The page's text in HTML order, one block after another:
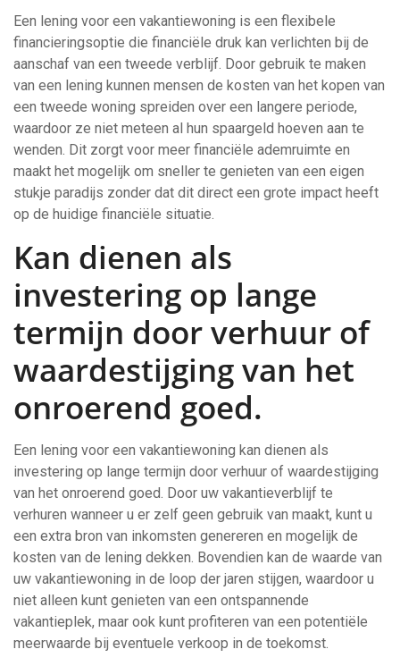
Een lening voor een vakantiewoning is een flexibele
financieringsoptie die financiële druk kan verlichten bij de
aanschaf van een tweede verblijf. Door gebruik te maken
van een lening kunnen mensen de kosten van het kopen van
een tweede woning spreiden over een langere periode,
waardoor ze niet meteen al hun spaargeld hoeven aan te
wenden. Dit zorgt voor meer financiële ademruimte en
maakt het mogelijk om sneller te genieten van een eigen
stukje paradijs zonder dat dit direct een grote impact heeft
op de huidige financiële situatie.
Kan dienen als
investering op lange
termijn door verhuur of
waardestijging van het
onroerend goed.
Een lening voor een vakantiewoning kan dienen als
investering op lange termijn door verhuur of waardestijging
van het onroerend goed. Door uw vakantieverblijf te
verhuren wanneer u er zelf geen gebruik van maakt, kunt u
een extra bron van inkomsten genereren en mogelijk de
kosten van de lening dekken. Bovendien kan de waarde van
uw vakantiewoning in de loop der jaren stijgen, waardoor u
niet alleen kunt genieten van een ontspannende
vakantieplek, maar ook kunt profiteren van een potentiële
meerwaarde bij eventuele verkoop in de toekomst.